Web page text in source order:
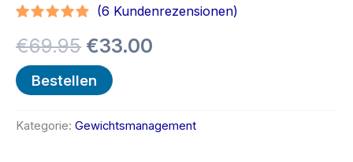
mit4.60
von 5,
basierend
auf
Kundenbewertungen
(6 Kundenrezensionen)
€69.95 Ursprünglicher
Preis
€33.00
€33.00.
Bestellen
Kategorie: Gewichtsmanagement